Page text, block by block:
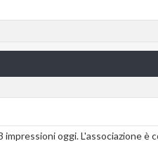
oggi. L'associazione è